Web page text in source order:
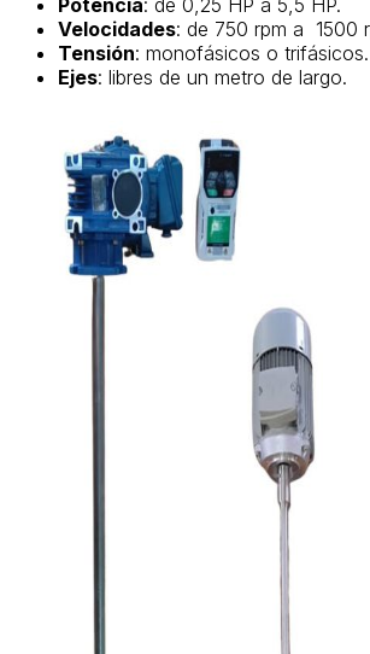
Velocidades: de 750 rpm a 1500
Tensión: monofásicos o trifásicos.
Ejes: libres de un metro de largo.